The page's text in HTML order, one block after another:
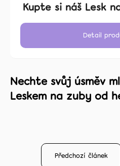
Kupte si náš Lesk
Detail
Nechte svůj úsměv
Leskem na zuby od
Předchozí článek